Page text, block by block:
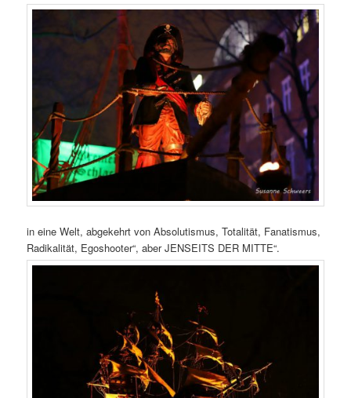
in eine Welt, abgekehrt von Absolutismus, Totalität, Fanatismus,
Radikalität, Egoshooter“, aber JENSEITS DER MITTE“.